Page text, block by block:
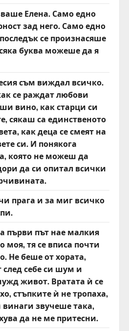
Елена. Само едно
зад него. Само едно
се произнасяше
буква можеше да я
съм виждал всичко.
се раждат любови
вино, как старци си
сякаш са единственото
как деца се смеят на
си. И понякога
която не можеш да
да си опитал всички
прага и за миг всичко
първи път нае малкия
моя, тя се вписа почти
Не беше от хората,
след себе си шум и
живот. Вратата ѝ се
стъпките ѝ не тропаха,
винаги звучеше така,
да не ме притесни.